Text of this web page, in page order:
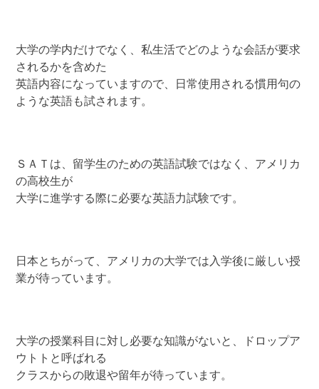
大学の学内だけでなく、私生活でどのような会話が要求
されるかを含めた
英語内容になっていますので、日常使用される慣用句の
ような英語も試されます。
ＳＡＴは、留学生のための英語試験ではなく、アメリカ
の高校生が
大学に進学する際に必要な英語力試験です。
日本とちがって、アメリカの大学では入学後に厳しい授
業が待っています。
大学の授業科目に対し必要な知識がないと、ドロップア
ウトトと呼ばれる
クラスからの敗退や留年が待っています。